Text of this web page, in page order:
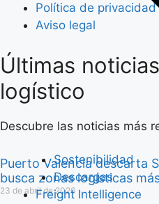
Política de privacidad
Aviso legal
Saltar
al
contenido
Sostenibilidad
Descargas
Freight Intelligence
Últimas
logístico
Descubre las noticias más
Puerto Valencia descarta
busca zonas logísticas
23 de abril de 2026